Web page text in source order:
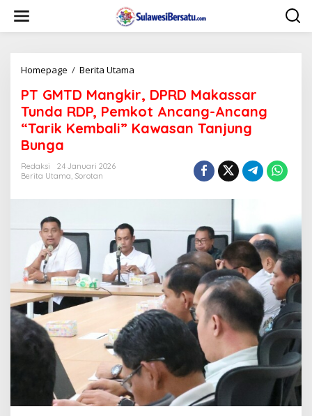
w
Homepage / Berita Utama
G
M
T
D
,
D
R
D
M
a
k
a
s
s
a
r
T
u
PT GMTD Mangkir, DPRD Makassar
Tunda RDP, Pemkot Ancang-Ancang
“Tarik Kembali” Kawasan Tanjung
Bunga
Redaksi
24 Januari 2026
Berita Utama, Sorotan